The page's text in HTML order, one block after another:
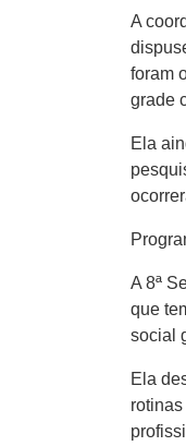
A
foram
grade
Ela
A 8ª
que
social
Ela